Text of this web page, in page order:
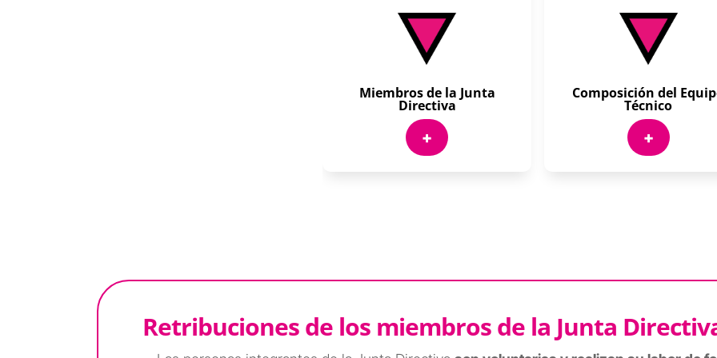
Miembros de la Junta
Directiva
+
Composición del
Técnico
+
Retribuciones de los miembros de la Junta